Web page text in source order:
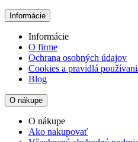
Informácie
Informácie
O firme
Ochrana osobných údajov
Cookies a pravidlá
Blog
O nákupe
O nákupe
Ako nakupovať